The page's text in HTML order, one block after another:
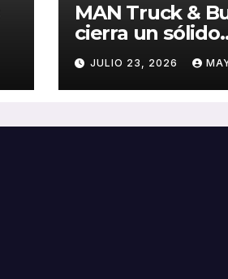
MAN Truck &
cierra un sólido
primer
2026 con
crecimiento en
rentabilidad
JULIO 23, 2026